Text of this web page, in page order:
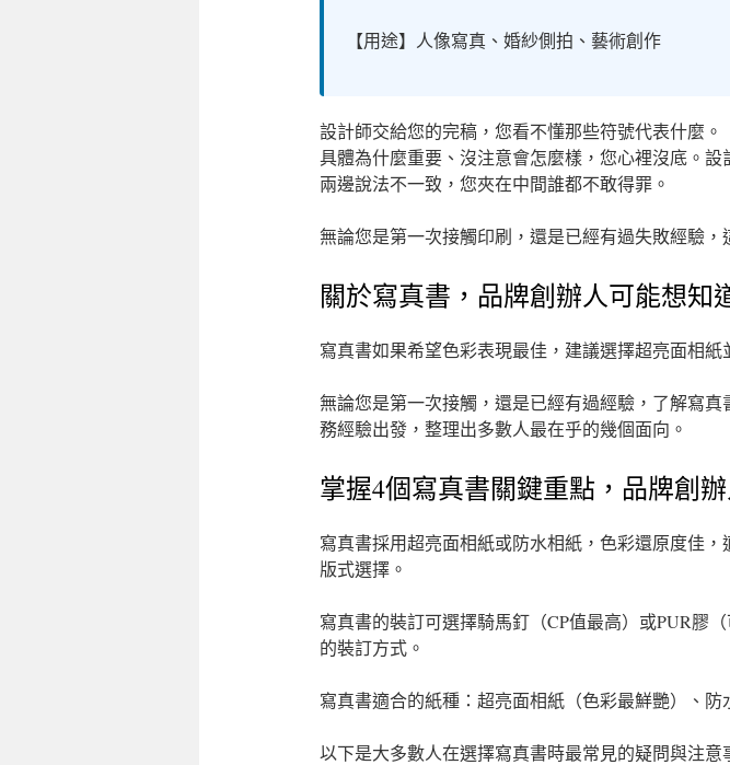
【用途】人像寫真、婚紗側拍、藝術創作
設計師交給您的完稿，您看不懂那些符號代表什麼
具體為什麼重要、沒注意會怎麼樣，您心裡沒底。
兩邊說法不一致，您夾在中間誰都不敢得罪。
無論您是第一次接觸印刷，還是已經有過失敗經驗，
關於寫真書，品牌創辦人可能想知
寫真書如果希望色彩表現最佳，建議選擇超亮面相
無論您是第一次接觸，還是已經有過經驗，了解寫
務經驗出發，整理出多數人最在乎的幾個面向。
掌握4個寫真書關鍵重點，品牌創
寫真書採用超亮面相紙或防水相紙，色彩還原度佳
版式選擇。
寫真書的裝訂可選擇騎馬釘（CP值最高）或PUR膠
的裝訂方式。
寫真書適合的紙種：超亮面相紙（色彩最鮮艷）、
以下是大多數人在選擇寫真書時最常見的疑問與注意